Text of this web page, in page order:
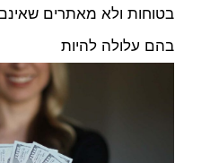
בטוחות ולא מאתרים שאינם
בהם עלולה להיות